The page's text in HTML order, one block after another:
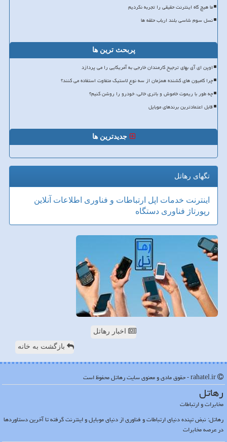
ما هیچ گاه اینترنت حقیقی را تجربه نکردیم
نسل سوم شاسی بلند ارباب حلقه ها
پربحث ترین ها
اوپن ای آی بهای ترجیح کارمندان خارجی به آمریکایی را می پردازد
چرا کامیون های کشنده همزمان از سه نوع لاستیک متفاوت استفاده می کنند؟
چه طور با ریموت خاموش و باتری خالی، خودرو را روشن کنیم؟
قابل اعتمادترین برندهای موبایل
جدیدترین ها
تگهای رهاتل
اینترنت خدمات اپل ارتباطات و فناوری اطلاعات آنلاین
رپورتاژ فناوری دستگاه
اخبار رهاتل
بازگشت به خانه
رهاتل
مخابرات و ارتباطات
رهاتل: نبض تپنده دنیای ارتباطات و فناوری از دنیای موبایل و اینترنت گرفته تا آخرین دستاوردها
در عرصه مخابرات